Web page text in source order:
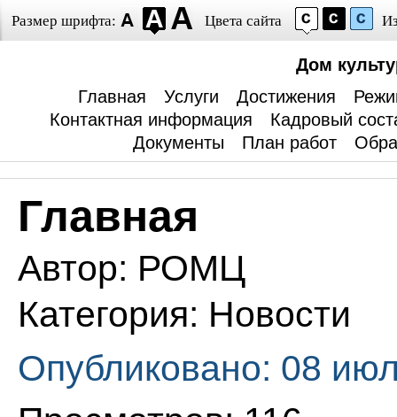
Размер шрифта: Цвета сайта
Дом
Главная
Услуги Достижения
Контактная информация
Кадровый
Документы
План работ
Главная
Автор: РОМЦ
Категория: Новости
Опубликовано: 08